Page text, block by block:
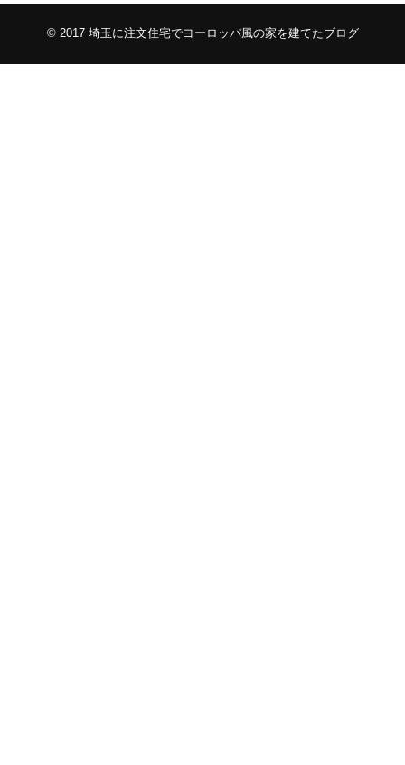
© 2017 埼玉に注文住宅でヨーロッパ風の家を建てたブログ